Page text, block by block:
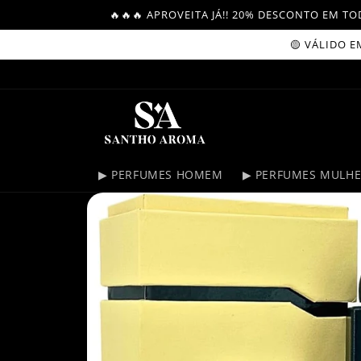
🔥🔥🔥 APROVEITA JÁ!! 20% DESCONTO EM
🟡
▶ PERFUMES HOMEM ▶ PERFUMES
Skip to
product